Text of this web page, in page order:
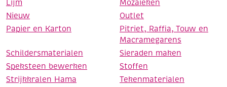
Lijm
Mozaieken
Nieuw
Outlet
Papier en Karton
Pitriet, Raffia, Touw en
Macramegarens
Schildersmaterialen
Sieraden maken
Speksteen bewerken
Stoffen
Strijkkralen Hama
Tekenmaterialen